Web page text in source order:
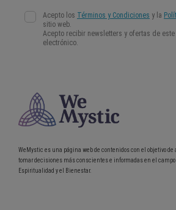
WeMystic es una página web de contenidos con el objetivo
tomar decisiones más conscientes e informadas en el campo
Espiritualidad y el Bienestar.